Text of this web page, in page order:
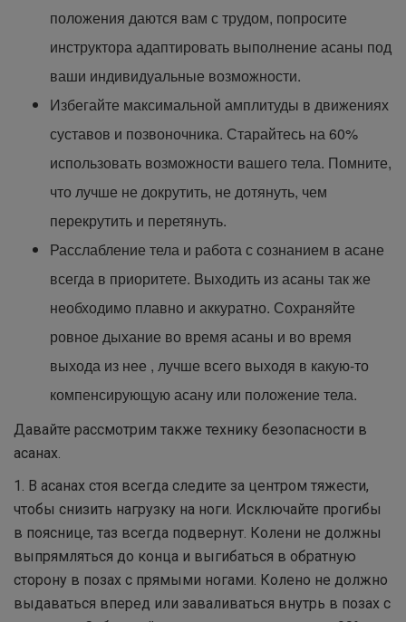
положения даются вам с трудом, попросите
инструктора адаптировать выполнение асаны под
ваши индивидуальные возможности.
Избегайте максимальной амплитуды в движениях
суставов и позвоночника. Старайтесь на 60%
использовать возможности вашего тела. Помните,
что лучше не докрутить, не дотянуть, чем
перекрутить и перетянуть.
Расслабление тела и работа с сознанием в асане
всегда в приоритете. Выходить из асаны так же
необходимо плавно и аккуратно. Сохраняйте
ровное дыхание во время асаны и во время
выхода из нее , лучше всего выходя в какую-то
компенсирующую асану или положение тела.
Давайте рассмотрим также технику безопасности в
асанах.
1. В асанах стоя всегда следите за центром тяжести,
чтобы снизить нагрузку на ноги. Исключайте прогибы
в пояснице, таз всегда подвернут. Колени не должны
выпрямляться до конца и выгибаться в обратную
сторону в позах с прямыми ногами. Колено не должно
выдаваться вперед или заваливаться внутрь в позах с